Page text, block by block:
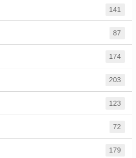
141
87
174
203
123
72
179